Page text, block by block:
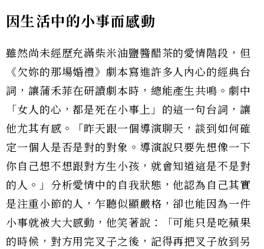
因生活中的小事而感動
雖然尚未經歷充滿柴米油鹽醬醋茶的愛情階段，但
《欠妳的那場婚禮》劇本寫進許多人內心的經典台
詞，讓蒲禾菲在研讀劇本時，總能產生共鳴。劇中
「女人的心，都是死在小事上」的這一句台詞，讓
他尤其有感。「昨天跟一個導演聊天，談到如何確
定一個人是否是對的對象。導演說只要先想像一下
你自己想不想跟對方生小孩，就會知道這是不是對
的人。」分析愛情中的自我狀態，他認為自己其實
是注重小節的人，乍聽似顯嚴格，卻也能因為一件
小事就被大大感動，他笑著說：「可能只是吃蘋果
的時候，對方用完叉子之後，記得再把叉子放到另